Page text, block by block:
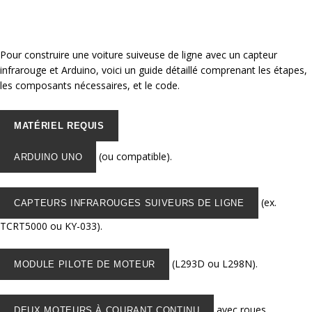
Pour construire une voiture suiveuse de ligne avec un capteur
infrarouge et Arduino, voici un guide détaillé comprenant les étapes,
les composants nécessaires, et le code.
MATÉRIEL REQUIS
ARDUINO UNO (ou compatible).
CAPTEURS INFRAROUGES SUIVEURS DE LIGNE
(ex.
TCRT5000 ou KY-033).
MODULE PILOTE DE MOTEUR (L293D ou L298N).
avec roues.